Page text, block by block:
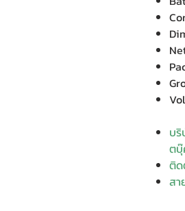
บริ
ตบุ๊
ติด
สา